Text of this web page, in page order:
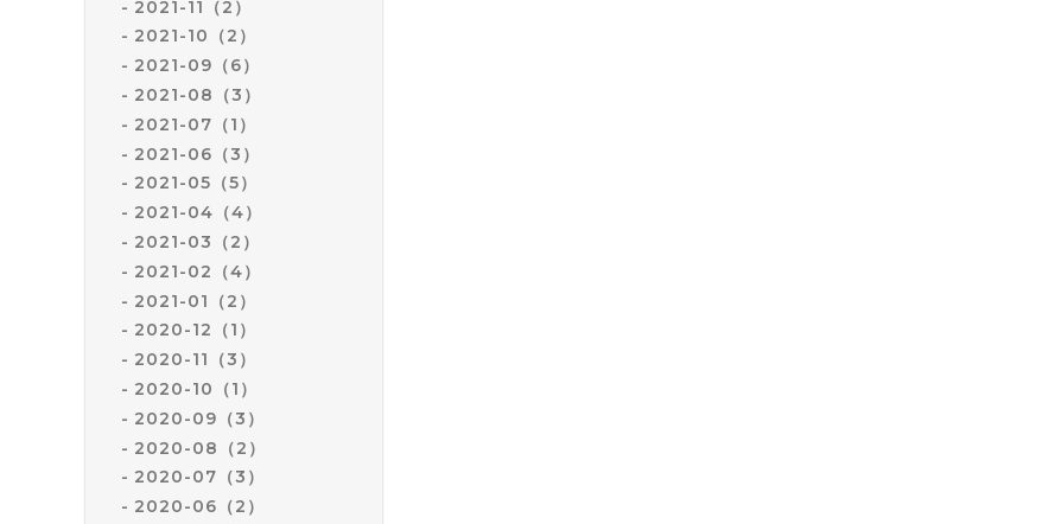
2021-11（2）
2021-10（2）
2021-09（6）
2021-08（3）
2021-07（1）
2021-06（3）
2021-05（5）
2021-04（4）
2021-03（2）
2021-02（4）
2021-01（2）
2020-12（1）
2020-11（3）
2020-10（1）
2020-09（3）
2020-08（2）
2020-07（3）
2020-06（2）